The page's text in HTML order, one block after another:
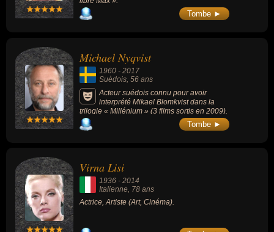
Tombe ►
Michael Nyqvist
1960 - 2017
Suèdois , 56 ans
Acteur suédois connu pour avoir
interprété Mikael Blomkvist dans la
trilogie « Millénium » (3 films sortis en 2009).
Tombe ►
Virna Lisi
1936 - 2014
Italienne, 78 ans
Actrice, Artiste (Art, Cinéma).